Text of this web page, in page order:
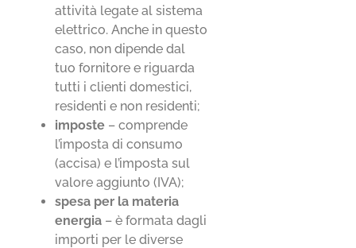
attività legate al sistema
elettrico. Anche in questo
caso, non dipende dal
tuo fornitore e riguarda
tutti i clienti domestici,
residenti e non residenti;
imposte – comprende
l’imposta di consumo
(accisa) e l’imposta sul
valore aggiunto (IVA);
spesa per la materia
energia – è formata dagli
importi per le diverse